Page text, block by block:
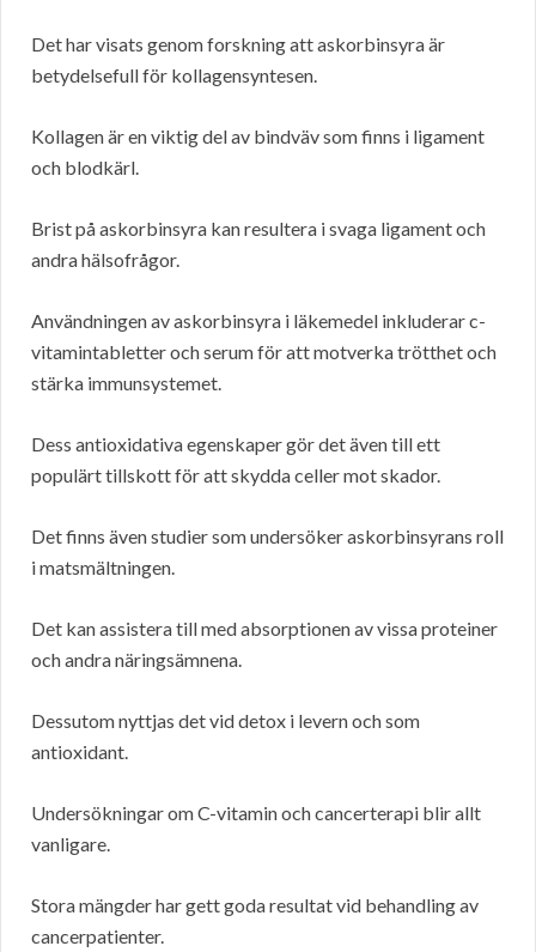
Det har visats genom forskning att askorbinsyra är
betydelsefull för kollagensyntesen.
Kollagen är en viktig del av bindväv som finns i ligament
och blodkärl.
Brist på askorbinsyra kan resultera i svaga ligament och
andra hälsofrågor.
Användningen av askorbinsyra i läkemedel inkluderar c-
vitamintabletter och serum för att motverka trötthet och
stärka immunsystemet.
Dess antioxidativa egenskaper gör det även till ett
populärt tillskott för att skydda celler mot skador.
Det finns även studier som undersöker askorbinsyrans roll
i matsmältningen.
Det kan assistera till med absorptionen av vissa proteiner
och andra näringsämnena.
Dessutom nyttjas det vid detox i levern och som
antioxidant.
Undersökningar om C-vitamin och cancerterapi blir allt
vanligare.
Stora mängder har gett goda resultat vid behandling av
cancerpatienter.